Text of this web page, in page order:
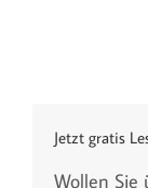
Jetzt gratis
Wollen Sie